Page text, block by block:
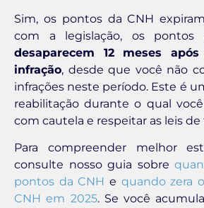
Sim, os pontos da CNH
com a legislação, os pontos
desaparecem 12 meses
infração, desde que você não
infrações neste período. Este é
reabilitação durante o qual
com cautela e respeitar as leis de
Para compreender melhor
consulte nosso guia sobre
pontos da CNH e quando zera
CNH em 2025. Se você